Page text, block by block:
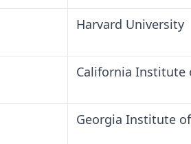
Harvard University
California Institute
Georgia Institute